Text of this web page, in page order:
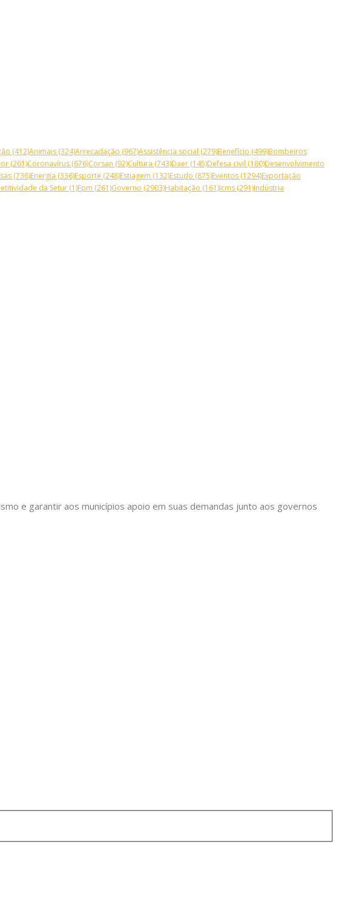
(412)Animais (324)Arrecadação (967)Assistência social (279)Benefício (499)Bombeiros
(261)Coronavírus (676)Corsan (92)Cultura (743)Daer (145)Defesa civil (180)Desenvolvimento
(736)Energia (336)Esporte (248)Estiagem (132)Estudo (875)Eventos (1294)Exportação
da Setur (1)Fpm (261)Governo (2903)Habitação (161)Icms (291)Indústria
e garantir aos municípios apoio em suas demandas junto aos governos